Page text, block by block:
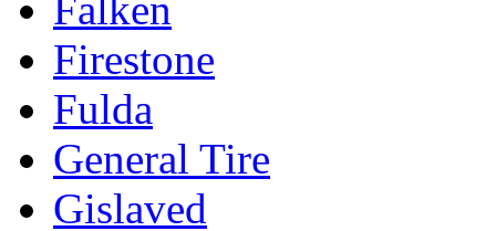
Firestone
Fulda
General Tire
Gislaved